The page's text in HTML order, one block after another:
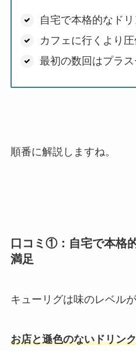
自宅で本格的なド
カフェに行くより
最初の数回はプラ
順番に解説しますね。
口コミ①：自宅で本格
満足
キューリグは味のレベル
お店と遜色のないドリン